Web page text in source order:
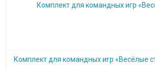
Комплект для командных игр «Весёлые